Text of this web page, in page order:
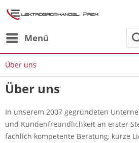
Menü
Über uns
Über uns
In unserem 2007 gegründeten
und Kundenfreundlichkeit an erster
fachlich kompetente Beratung, kurze